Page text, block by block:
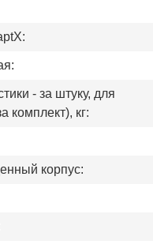
- за штуку, для
комплект), кг:
корпус: